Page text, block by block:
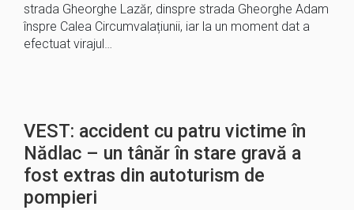
strada Gheorghe Lazăr, dinspre strada Gheorghe Adam
înspre Calea Circumvalațiunii, iar la un moment dat a
efectuat virajul…
VEST: accident cu patru victime în
Nădlac – un tânăr în stare gravă a
fost extras din autoturism de
pompieri